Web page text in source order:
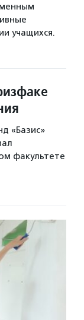
учащихся.
«Базис»
факультете